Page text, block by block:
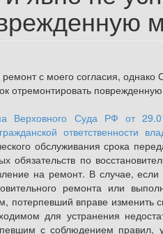
с моего согласия,
отремонтировать
Верховного Суда РФ от
ответственности
обслуживания срока
обязательств по
на ремонт. В случае, если
ремонта или
потерпевший вправе изменить
для устранения
с соблюдением правил,